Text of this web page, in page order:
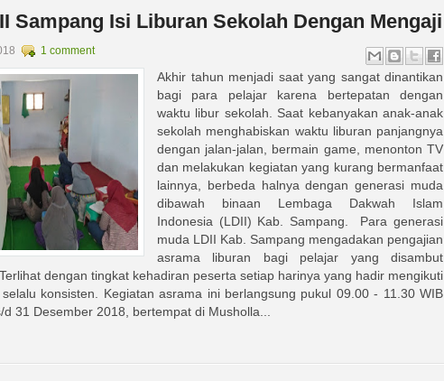
Sampang Isi Liburan Sekolah Dengan Mengaji
1 comment
Akhir tahun menjadi saat yang sangat dinantikan
bagi para pelajar karena bertepatan dengan
waktu libur sekolah. Saat kebanyakan anak-anak
sekolah menghabiskan waktu liburan panjangnya
dengan jalan-jalan, bermain game, menonton TV
dan melakukan kegiatan yang kurang bermanfaat
lainnya, berbeda halnya dengan generasi muda
dibawah binaan Lembaga Dakwah Islam
Indonesia (LDII) Kab. Sampang. Para generasi
muda LDII Kab. Sampang mengadakan pengajian
asrama liburan bagi pelajar yang disambut
dengan tingkat kehadiran peserta setiap harinya yang hadir mengikuti
konsisten. Kegiatan asrama ini berlangsung pukul 09.00 - 11.30 WIB
31 Desember 2018, bertempat di Musholla...